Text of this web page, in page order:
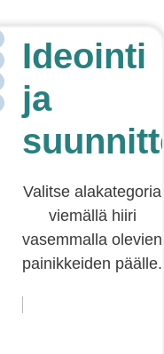
Ideointi
ja
Valitse alakategoria
viemällä hiiri
vasemmalla olevien
painikkeiden päälle.